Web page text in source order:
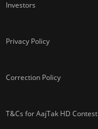
Investors
Privacy Policy
Correction Policy
T&Cs for AajTak HD Contest